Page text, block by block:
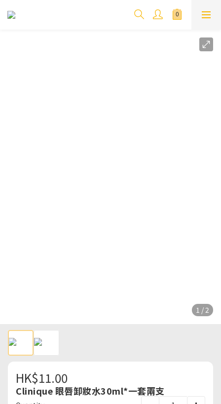
1 / 2
HK$11.00
Clinique 眼唇卸妝水30ml*一套兩支